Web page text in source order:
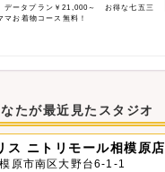
ータプラン￥21,000～ お得な七五三
お着物コース無料！
たが最近見たスタジオ
ス ニトリモール相模原店
原市南区大野台6-1-1